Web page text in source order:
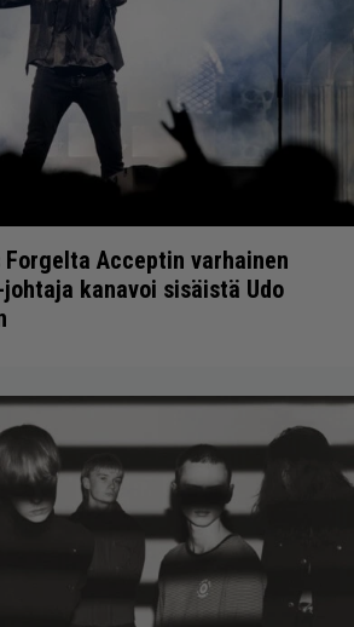
Forgelta Acceptin varhainen
kanavoi sisäistä Udo